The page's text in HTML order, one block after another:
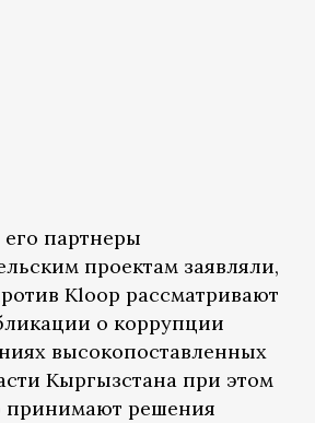
партнеры
проектам заявляли,
Kloop рассматривают
о коррупции
высокопоставленных
Кыргызстана при этом
принимают решения